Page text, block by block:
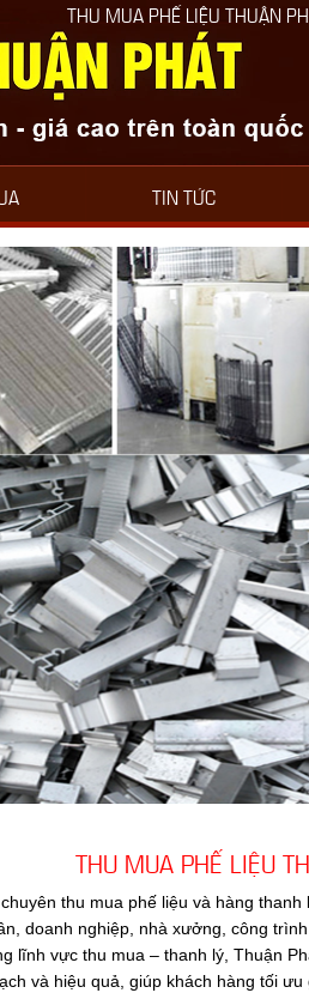
THUẬN PHÁT LUÔN BIẾT ƠN VÀ
TIN TỨC
THU MUA PHẾ LIỆU
thu mua phế liệu và hàng
doanh nghiệp, nhà xưởng, công
lĩnh vực thu mua – thanh lý, Thuận
và hiệu quả, giúp khách hàng tối